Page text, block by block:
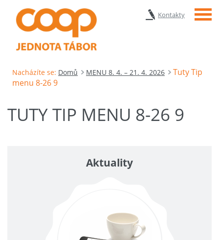
Kontakty Menu
Nacházíte se: Domů MENU 8. 4. – 21. 4. 2026
Tuty Tip
menu 8-26 9
TUTY TIP MENU 8-26 9
Aktuality